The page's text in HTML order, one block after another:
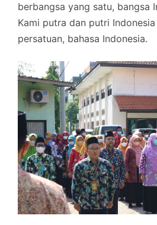
berbangsa yang satu, bangsa
Kami putra dan putri
persatuan, bahasa Indonesia.